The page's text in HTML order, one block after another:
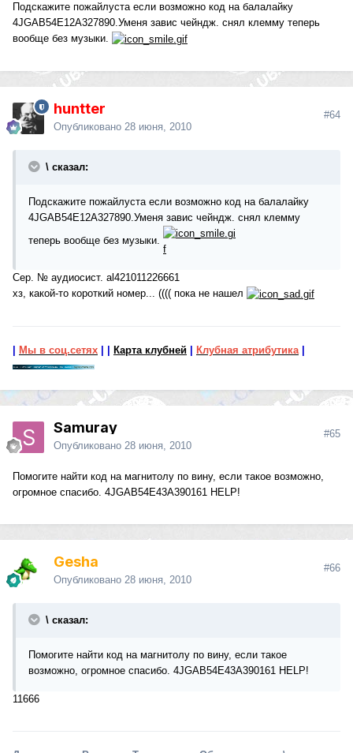
Подскажите пожайлуста если возможно код на балалайку
4JGAB54E12A327890.Уменя завис чейндж. снял клемму теперь
вообще без музыки.
huntter
Опубликовано 28 июня, 2010
#64
\ сказал:
Подскажите пожайлуста если возможно код на балалайку
4JGAB54E12A327890.Уменя завис чейндж. снял клемму
теперь вообще без музыки.
Сер. № аудиосист. al421011226661
хз, какой-то короткий номер... (((( пока не нашел
Мы в соц.сетях Карта клубней Клубная атрибутика|
Samuray
Опубликовано 28 июня, 2010
#65
Помогите найти код на магнитолу по вину, если такое возможно,
огромное спасибо. 4JGAB54E43A390161 HELP!
Gesha
Опубликовано 28 июня, 2010
#66
\ сказал:
Помогите найти код на магнитолу по вину, если такое
возможно, огромное спасибо. 4JGAB54E43A390161 HELP!
11666